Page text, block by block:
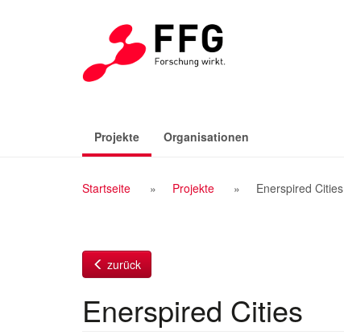
Projekte(aktiv)Organisationen
Breadcrumb
Startseite Projekte Enerspired Cities
zurück
Enerspired Cities